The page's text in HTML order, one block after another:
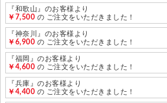
『和歌山』のお客様より
￥7,500 の ご注文をいただきました！
『神奈川』のお客様より
￥6,900 の ご注文をいただきました！
『福岡』のお客様より
￥4,600 の ご注文をいただきました！
『兵庫』のお客様より
￥4,400 の ご注文をいただきました！